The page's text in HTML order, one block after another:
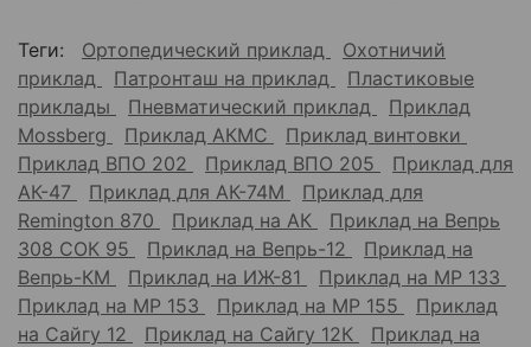
Теги: Ортопедический приклад
Охотничий
приклад
Патронташ на приклад
Пластиковые
приклады
Пневматический приклад
Приклад
Mossberg
Приклад АКМС
Приклад винтовки
Приклад ВПО 202
Приклад ВПО 205
Приклад для
АК-47
Приклад для АК-74М
Приклад для
Remington 870
Приклад на АК
Приклад на Вепрь
308 СОК 95
Приклад на Вепрь-12
Приклад на
Вепрь-КМ
Приклад на ИЖ-81
Приклад на МР 133
Приклад на МР 153
Приклад на МР 155
Приклад
на Сайгу 12
Приклад на Сайгу 12К
Приклад на